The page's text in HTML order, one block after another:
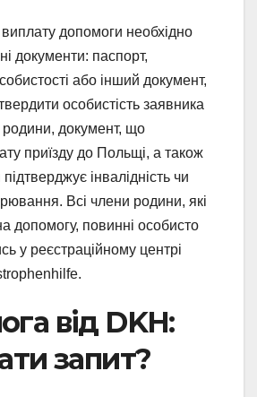
допомоги необхідно
документи: паспорт,
або інший документ,
особистість заявника
родини, документ, що
приїзду до Польщі, а також
інвалідність чи
Всі члени родини, які
допомогу, повинні особисто
у реєстраційному центрі
від DKH:
запит?